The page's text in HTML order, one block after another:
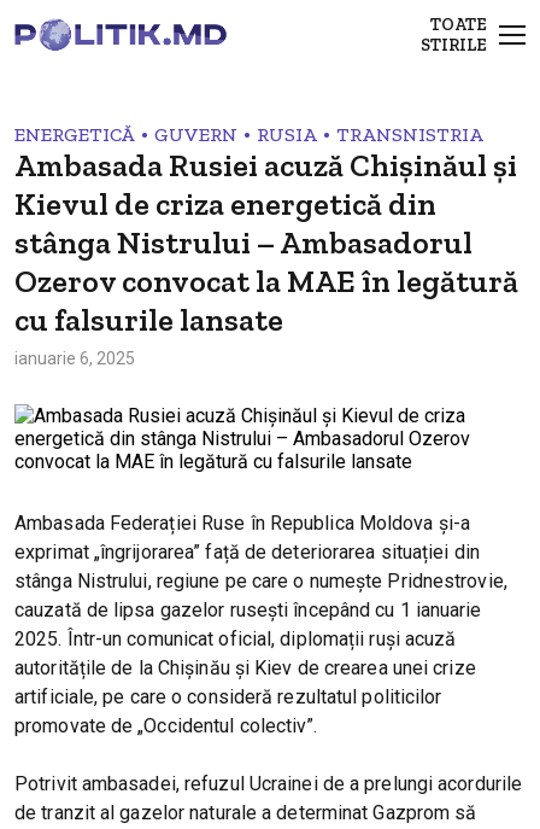
TOATE
STIRILE
ENERGETICĂ • GUVERN • RUSIA • TRANSNISTRIA
Ambasada Rusiei acuză Chișinăul și
Kievul de criza energetică din
stânga Nistrului – Ambasadorul
Ozerov convocat la MAE în legătură
cu falsurile lansate
ianuarie 6, 2025
Ambasada Federației Ruse în Republica Moldova și-a
exprimat „îngrijorarea” față de deteriorarea situației din
stânga Nistrului, regiune pe care o numește Pridnestrovie,
cauzată de lipsa gazelor rusești începând cu 1 ianuarie
2025. Într-un comunicat oficial, diplomații ruși acuză
autoritățile de la Chișinău și Kiev de crearea unei crize
artificiale, pe care o consideră rezultatul politicilor
promovate de „Occidentul colectiv”.
Potrivit ambasadei, refuzul Ucrainei de a prelungi acordurile
de tranzit al gazelor naturale a determinat Gazprom să